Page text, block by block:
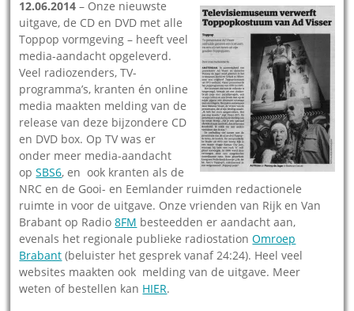
12.06.2014 – Onze nieuwste
uitgave, de CD en DVD met alle
Toppop vormgeving – heeft veel
media-aandacht opgeleverd.
Veel radiozenders, TV-
programma’s, kranten én online
media maakten melding van de
release van deze bijzondere CD
en DVD box. Op TV was er
onder meer media-aandacht
opSBS6, en ook kranten als de
NRC en de Gooi- en Eemlander ruimden redactionele
ruimte in voor de uitgave. Onze vrienden van Rijk en Van
Brabant op Radio8FM besteedden er aandacht aan,
evenals het regionale publieke radiostationOmroep
Brabant (beluister het gesprek vanaf 24:24). Heel veel
websites maakten ook melding van de uitgave. Meer
weten of bestellen kan HIER.